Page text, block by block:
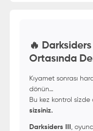
🔥
Ortasında
Kıyamet sonrası
dönün…
Bu kez kontrol sizde
sizsiniz.
Darksiders III
,